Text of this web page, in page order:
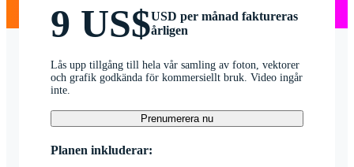
9 US$USD per månad faktureras
årligen
Lås upp tillgång till hela vår samling av foton, vektorer
och grafik godkända för kommersiellt bruk. Video ingår
inte.
Prenumerera nu
Planen inkluderar: